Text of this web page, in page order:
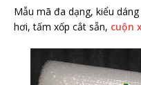
Mẫu mã đa dạng, kiểu
hơi, tấm xốp cắt sẵn, cuộn